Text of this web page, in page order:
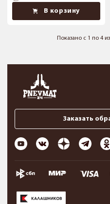
В корзину
Показано с 1 по 4
Заказать